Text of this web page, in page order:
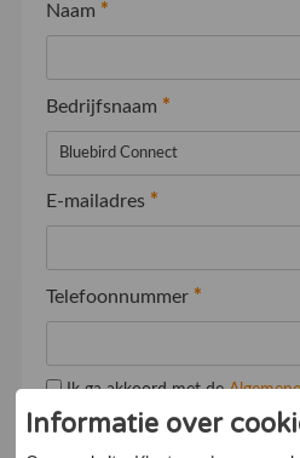
Naam *
Bedrijfsnaam *
E-mailadres *
Telefoonnummer *
Ik ga akkoord met de
Informatie over